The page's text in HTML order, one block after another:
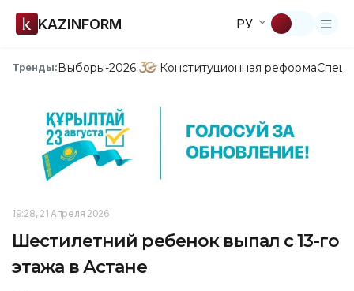
KAZINFORM РУ
Тренды:Выборы-2026 Конституционная реформа
19:28, 21 Апреля 2026
Шестилетний ребенок выпал с 13-го
этажа в Астане